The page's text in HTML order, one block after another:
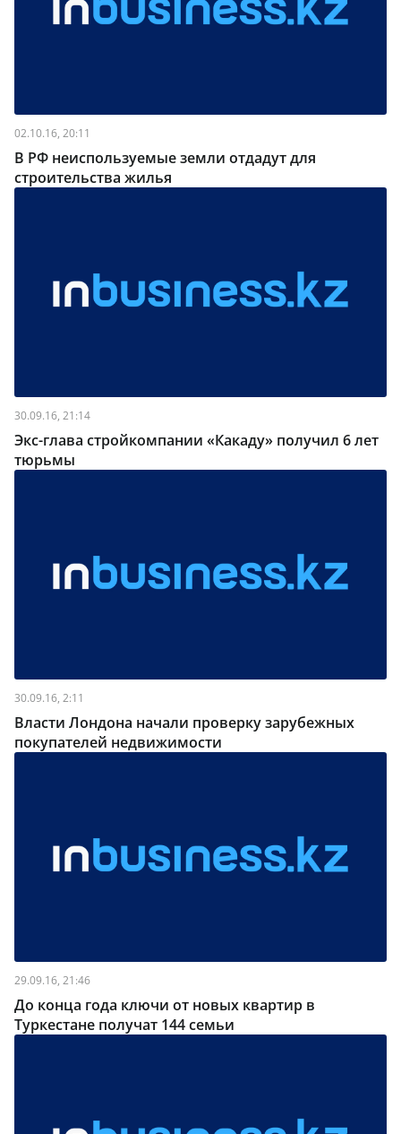
02.10.16, 20:11
В РФ неиспользуемые земли отдадут для
строительства жилья
30.09.16, 21:14
Экс-глава стройкомпании «Какаду» получил 6 лет
тюрьмы
30.09.16, 2:11
Власти Лондона начали проверку зарубежных
покупателей недвижимости
29.09.16, 21:46
До конца года ключи от новых квартир в
Туркестане получат 144 семьи